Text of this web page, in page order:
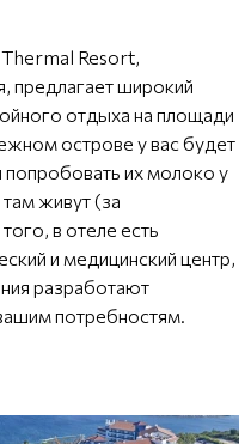
Thermal Resort,
предлагает широкий
отдыха на площади
острове у вас будет
их молоко у
живут (за
в отеле есть
и медицинский центр,
разработают
потребностям.